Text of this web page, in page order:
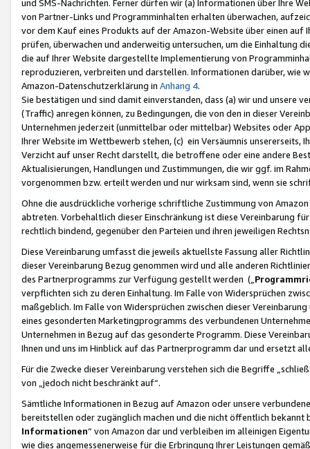
und SMS-Nachrichten. Ferner dürfen wir (a) Informationen über Ihre
von Partner-Links und Programminhalten erhalten überwachen,
vor dem Kauf eines Produkts auf der Amazon-Website über einen
prüfen, überwachen und anderweitig untersuchen, um die Einhaltung
die auf Ihrer Website dargestellte Implementierung von
reproduzieren, verbreiten und darstellen. Informationen darüber, wie
Amazon-Datenschutzerklärung in Anhang 4.
Sie bestätigen und sind damit einverstanden, dass (a) wir und
(Traffic) anregen können, zu Bedingungen, die von den in dieser
Unternehmen jederzeit (unmittelbar oder mittelbar) Websites oder
Ihrer Website im Wettbewerb stehen, (c) ein Versäumnis unsererseits,
Verzicht auf unser Recht darstellt, die betroffene oder eine andere
Aktualisierungen, Handlungen und Zustimmungen, die wir ggf. im
vorgenommen bzw. erteilt werden und nur wirksam sind, wenn sie
Ohne die ausdrückliche vorherige schriftliche Zustimmung von
abtreten. Vorbehaltlich dieser Einschränkung ist diese Vereinbarung
rechtlich bindend, gegenüber den Parteien und ihren jeweiligen
Diese Vereinbarung umfasst die jeweils aktuellste Fassung aller
dieser Vereinbarung Bezug genommen wird und alle anderen
des Partnerprogramms zur Verfügung gestellt werden („
verpflichten sich zu deren Einhaltung. Im Falle von Widersprüchen
maßgeblich. Im Falle von Widersprüchen zwischen dieser
eines gesonderten Marketingprogramms des verbundenen
Unternehmen in Bezug auf das gesonderte Programm. Diese
Ihnen und uns im Hinblick auf das Partnerprogramm dar und ersetzt
Für die Zwecke dieser Vereinbarung verstehen sich die Begriffe
von „jedoch nicht beschränkt auf“.
Sämtliche Informationen in Bezug auf Amazon oder unsere
bereitstellen oder zugänglich machen und die nicht öffentlich
Informationen“ von Amazon dar und verbleiben im alleinigen
wie dies angemessenerweise für die Erbringung Ihrer Leistungen